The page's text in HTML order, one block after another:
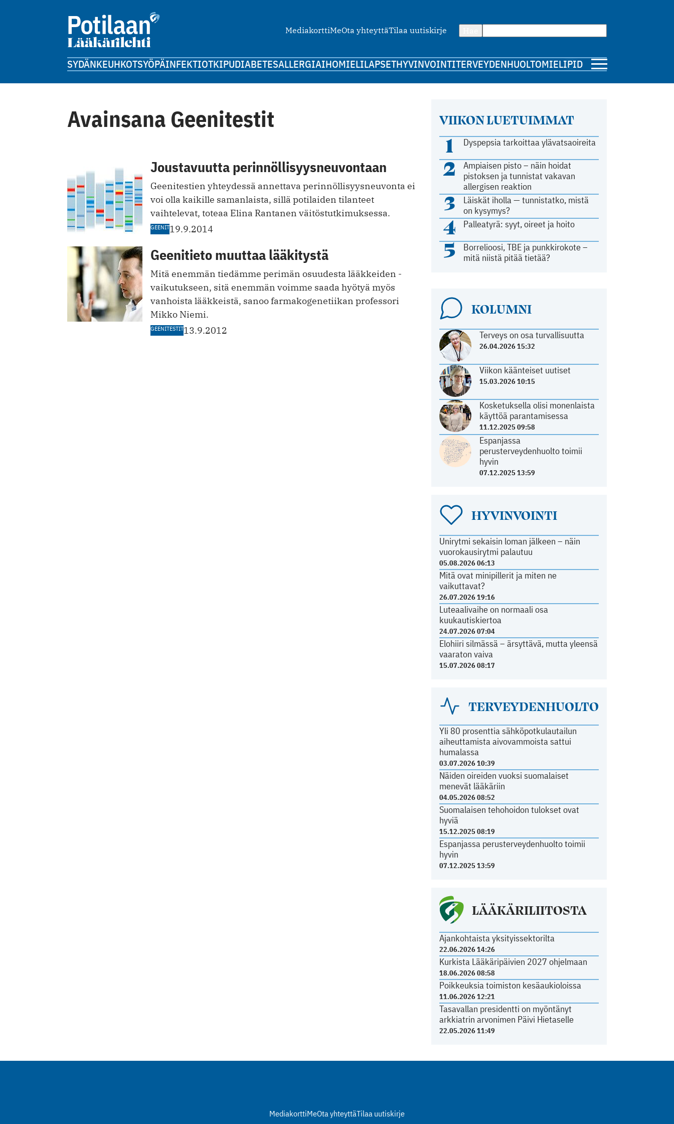
MediakorttiMeOta yhteyttäTilaa uutiskirje
SYDÄNKEUHKOTSYÖPÄINFEKTIOTKIPUDIABETESALLERGIAIHOMIELILAPSETHYVINVOINTITERVEYDENHUOLTOMIELIPIDE
Avainsana Geenitestit
Joustavuutta perinnöllisyysneuvontaan
Geenitestien yhteydessä annettava perinnöllisyysneuvonta ei
voi olla kaikille samanlaista, sillä potilaiden tilanteet
vaihtelevat, toteaa Elina Rantanen väitöstutkimuksessa.
GEENIT19.9.2014
Geenitieto muuttaa lääkitystä
Mitä enemmän tiedämme perimän osuudesta lääkkeiden ­
vaikutukseen, sitä enemmän voimme saada hyötyä myös
vanhoista lääkkeistä, sanoo farmakogenetiikan professori
Mikko Niemi.
GEENITESTIT13.9.2012
VIIKON LUETUIMMAT
1 Dyspepsia tarkoittaa ylävatsaoireita
2
Ampiaisen pisto – näin hoidat
pistoksen ja tunnistat vakavan
allergisen reaktion
3
Läiskät iholla — tunnistatko, mistä
on kysymys?
4 Palleatyrä: syyt, oireet ja hoito
5
Borrelioosi, TBE ja punkkirokote –
mitä niistä pitää tietää?
KOLUMNI
Terveys on osa turvallisuutta
26.04.2026 15:32
Viikon käänteiset uutiset
15.03.2026 10:15
Kosketuksella olisi monenlaista
käyttöä parantamisessa
11.12.2025 09:58
Espanjassa
perusterveydenhuolto toimii
hyvin
07.12.2025 13:59
HYVINVOINTI
Unirytmi sekaisin loman jälkeen – näin
vuorokausirytmi palautuu
05.08.2026 06:13
Mitä ovat minipillerit ja miten ne
vaikuttavat?
26.07.2026 19:16
Luteaalivaihe on normaali osa
kuukautiskiertoa
24.07.2026 07:04
Elohiiri silmässä – ärsyttävä, mutta yleensä
vaaraton vaiva
15.07.2026 08:17
TERVEYDENHUOLTO
Yli 80 prosenttia sähköpotkulautailun
aiheuttamista aivovammoista sattui
humalassa
03.07.2026 10:39
Näiden oireiden vuoksi suomalaiset
menevät lääkäriin
04.05.2026 08:52
Suomalaisen tehohoidon tulokset ovat
hyviä
15.12.2025 08:19
Espanjassa perusterveydenhuolto toimii
hyvin
07.12.2025 13:59
LÄÄKÄRILIITOSTA
Ajankohtaista yksityissektorilta
22.06.2026 14:26
Kurkista Lääkäripäivien 2027 ohjelmaan
18.06.2026 08:58
Poikkeuksia toimiston kesäaukioloissa
11.06.2026 12:21
Tasavallan presidentti on myöntänyt
arkkiatrin arvonimen Päivi Hietaselle
22.05.2026 11:49
MediakorttiMeOta yhteyttäTilaa uutiskirje